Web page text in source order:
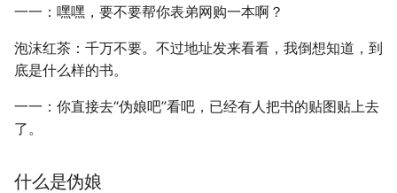
一一：嘿嘿，要不要帮你表弟网购一本啊？
泡沫红茶：千万不要。不过地址发来看看，我倒想知道，到
底是什么样的书。
一一：你直接去“伪娘吧”看吧，已经有人把书的贴图贴上去
了。
什么是伪娘